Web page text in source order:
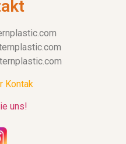
Kontak
uns!